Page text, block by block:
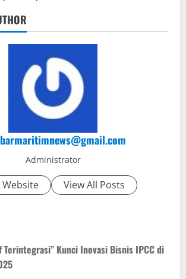
Administrator
Website View All Posts
Kunci Inovasi Bisnis IPCC di